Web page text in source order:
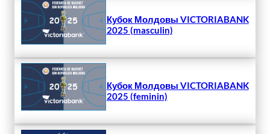
Кубок Молдовы VICTORIABANK
2025 (masculin)
Кубок Молдовы VICTORIABANK
2025 (feminin)